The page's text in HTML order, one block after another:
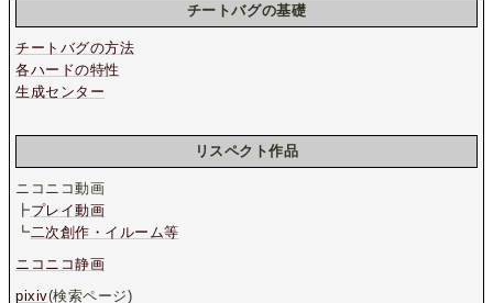
チートバグの基礎
チートバグの方法
各ハードの特性
生成センター
リスペクト作品
ニコニコ動画
┣プレイ動画
┗二次創作・イルーム等
ニコニコ静画
pixiv(検索ページ)